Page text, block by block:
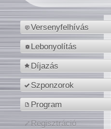
Versenyfelhívás
Lebonyolítás
Díjazás
Szponzorok
Program
Regisztráció